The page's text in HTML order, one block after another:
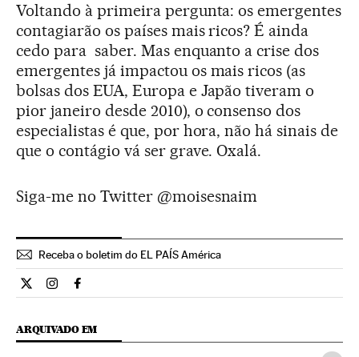
Voltando à primeira pergunta: os emergentes
contagiarão os países mais ricos? É ainda
cedo para saber. Mas enquanto a crise dos
emergentes já impactou os mais ricos (as
bolsas dos EUA, Europa e Japão tiveram o
pior janeiro desde 2010), o consenso dos
especialistas é que, por hora, não há sinais de
que o contágio vá ser grave. Oxalá.
Siga-me no Twitter @moisesnaim
Receba o boletim do EL PAÍS América
Internacional El País Brasil en Twitter
Internacional El País Brasil en Instagram
Internacional El País Brasil en Facebook
ARQUIVADO EM